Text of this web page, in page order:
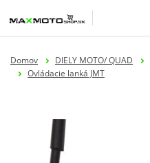
Domov DIELY MOTO/ QUAD
Ovládacie lanká JMT